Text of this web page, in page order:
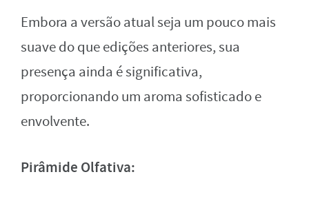
Embora a versão atual seja um pouco mais
suave do que edições anteriores, sua
presença ainda é significativa,
proporcionando um aroma sofisticado e
envolvente.
Pirâmide Olfativa: